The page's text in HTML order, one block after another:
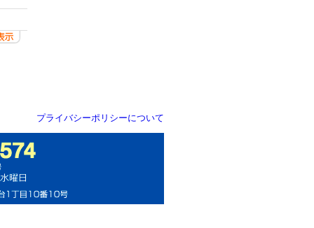
プライバシーポリシーについて